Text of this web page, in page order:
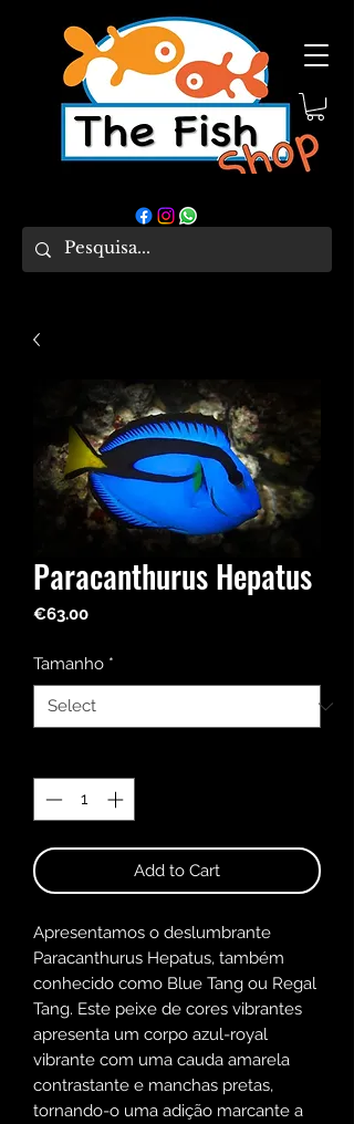
Paracanthurus Hepatus
€63.00Price
Tamanho *
Add to Cart
Apresentamos o deslumbrante
Paracanthurus Hepatus, também
conhecido como Blue Tang ou Regal
Tang. Este peixe de cores vibrantes
apresenta um corpo azul-royal
vibrante com uma cauda amarela
contrastante e manchas pretas,
tornando-o uma adição marcante a